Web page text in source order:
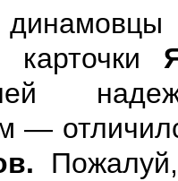
карточки
—